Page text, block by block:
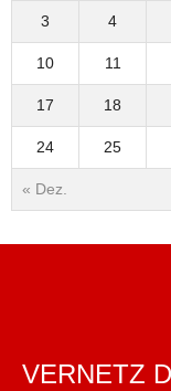
« Dez.
3 4
10 11
17 18
24 25
VERNETZ